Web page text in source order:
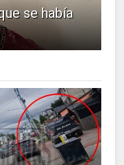
se había